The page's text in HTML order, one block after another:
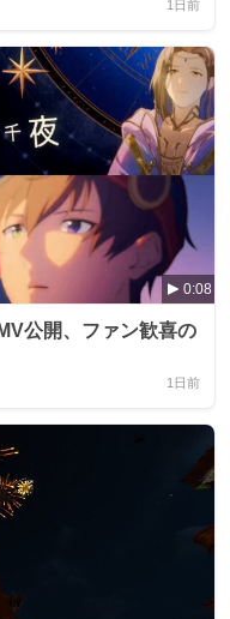
1日前
0:08
公開、ファン歓喜の
1日前